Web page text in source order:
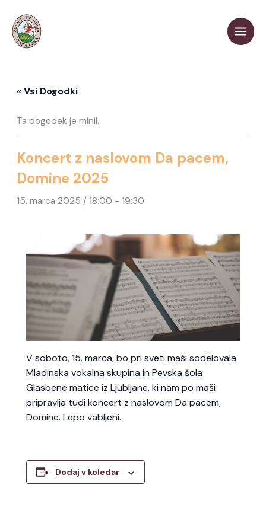
content
« Vsi Dogodki
Ta dogodek je minil.
Koncert z naslovom Da pacem,
Domine 2025
15. marca 2025 / 18:00 - 19:30
V soboto, 15. marca, bo pri sveti maši sodelovala
Mladinska vokalna skupina in Pevska šola
Glasbene matice iz Ljubljane, ki nam po maši
pripravlja tudi koncert z naslovom Da pacem,
Domine. Lepo vabljeni.
Dodaj v koledar